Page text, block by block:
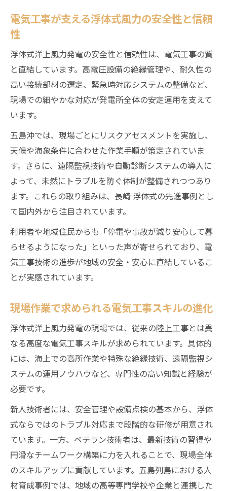
電気工事が支える浮体式風力の安全性と信頼
性
浮体式洋上風力発電の安全性と信頼性は、電気工事の質
と直結しています。高電圧設備の絶縁管理や、耐久性の
高い接続部材の選定、緊急時対応システムの整備など、
現場での細やかな対応が発電所全体の安定運用を支えて
います。
五島沖では、現場ごとにリスクアセスメントを実施し、
天候や海象条件に合わせた作業手順が策定されていま
す。さらに、遠隔監視技術や自動診断システムの導入に
よって、未然にトラブルを防ぐ体制が整備されつつあり
ます。これらの取り組みは、長崎 浮体式の先進事例とし
て国内外から注目されています。
利用者や地域住民からも「停電や事故が減り安心して暮
らせるようになった」といった声が寄せられており、電
気工事技術の進歩が地域の安全・安心に直結しているこ
とが実感されています。
現場作業で求められる電気工事スキルの進化
浮体式洋上風力発電の現場では、従来の陸上工事とは異
なる高度な電気工事スキルが求められています。具体的
には、海上での高所作業や特殊な絶縁技術、遠隔監視シ
ステムの運用ノウハウなど、専門性の高い知識と経験が
必要です。
新人技術者には、安全管理や設備点検の基本から、浮体
式ならではのトラブル対応まで段階的な研修が用意され
ています。一方、ベテラン技術者は、最新技術の習得や
円滑なチームワーク構築に力を入れることで、現場全体
のスキルアップに貢献しています。五島列島における人
材育成事例では、地域の高等専門学校や企業と連携した